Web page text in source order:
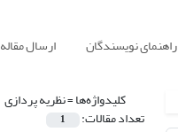
راهنمای نویسندگان ارسال مقاله
کلیدواژه‌ها =نظریه پردازی
تعداد مقالات: 1